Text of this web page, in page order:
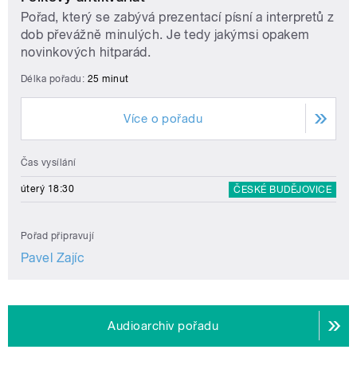
Pořad, který se zabývá prezentací písní a interpretů z
dob převážně minulých. Je tedy jakýmsi opakem
novinkových hitparád.
Délka pořadu: 25 minut
Více o pořadu
Čas vysílání
úterý 18:30 ČESKÉ BUDĚJOVICE
Pořad připravují
Pavel Zajíc
Audioarchiv pořadu